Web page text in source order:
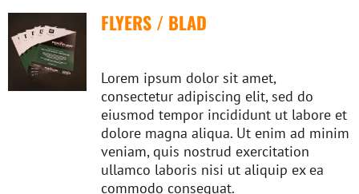
FLYERS / BLAD
Lorem ipsum dolor sit amet,
consectetur adipiscing elit, sed do
eiusmod tempor incididunt ut labore et
dolore magna aliqua. Ut enim ad minim
veniam, quis nostrud exercitation
ullamco laboris nisi ut aliquip ex ea
commodo consequat.